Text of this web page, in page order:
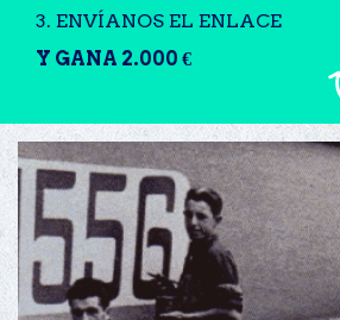
3. ENVÍANOS EL ENLACE
Y GANA 2.000 €